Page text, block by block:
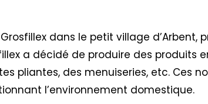
dans le petit village d’Arbent,
a décidé de produire des produits
pliantes, des menuiseries, etc. Ces
l’environnement domestique.